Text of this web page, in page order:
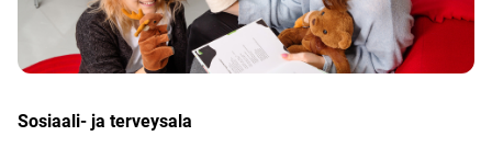
Sosiaali- ja terveysala